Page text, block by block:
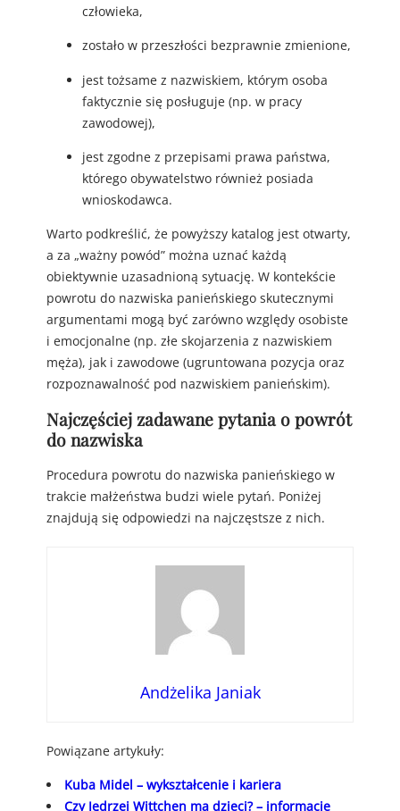
człowieka,
zostało w przeszłości bezprawnie zmienione,
jest tożsame z nazwiskiem, którym osoba
faktycznie się posługuje (np. w pracy
zawodowej),
jest zgodne z przepisami prawa państwa,
którego obywatelstwo również posiada
wnioskodawca.
Warto podkreślić, że powyższy katalog jest otwarty,
a za „ważny powód” można uznać każdą
obiektywnie uzasadnioną sytuację. W kontekście
powrotu do nazwiska panieńskiego skutecznymi
argumentami mogą być zarówno względy osobiste
i emocjonalne (np. złe skojarzenia z nazwiskiem
męża), jak i zawodowe (ugruntowana pozycja oraz
rozpoznawalność pod nazwiskiem panieńskim).
Najczęściej zadawane pytania o powrót
do nazwiska
Procedura powrotu do nazwiska panieńskiego w
trakcie małżeństwa budzi wiele pytań. Poniżej
znajdują się odpowiedzi na najczęstsze z nich.
Andżelika Janiak
Powiązane artykuły:
Kuba Midel – wykształcenie i kariera
Czy Jędrzej Wittchen ma dzieci? – informacje